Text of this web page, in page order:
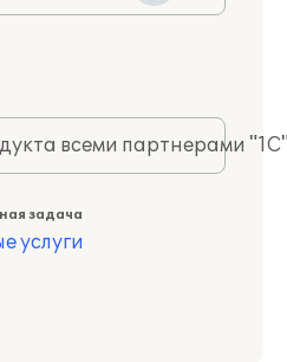
всеми партнерами
задача
услуги